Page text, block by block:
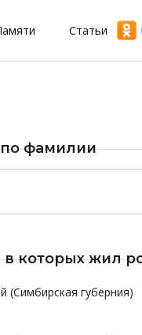
Статьи
фамилии
в которых жил
(Симбирская губерния)